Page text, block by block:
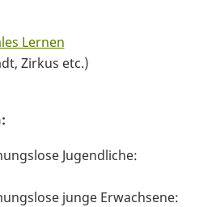
Lernen
Zirkus etc.)
Jugendliche:
junge Erwachsene: